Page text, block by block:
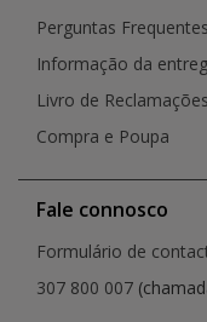
Perguntas Frequentes
Informação da
Livro de
Compra e Poupa
Fale connosco
Formulário de
307 800 007